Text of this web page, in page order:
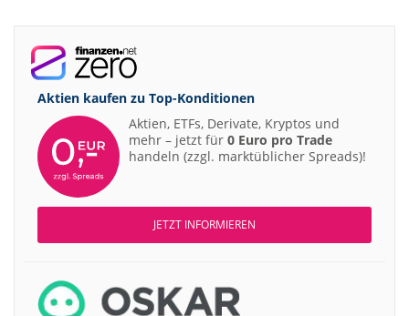
Aktien kaufen zu Top-Konditionen
Aktien, ETFs, Derivate, Kryptos und
mehr – jetzt für 0 Euro pro Trade
handeln (zzgl. marktüblicher Spreads)!
JETZT INFORMIEREN